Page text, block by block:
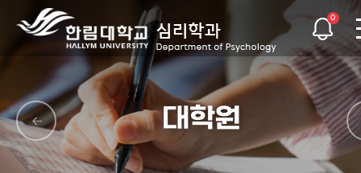
0
대학원